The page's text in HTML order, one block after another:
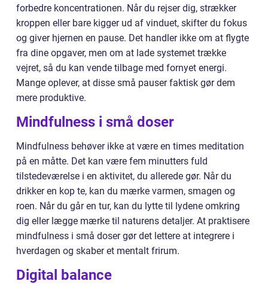
forbedre koncentrationen. Når du rejser dig, strækker
kroppen eller bare kigger ud af vinduet, skifter du fokus
og giver hjernen en pause. Det handler ikke om at flygte
fra dine opgaver, men om at lade systemet trække
vejret, så du kan vende tilbage med fornyet energi.
Mange oplever, at disse små pauser faktisk gør dem
mere produktive.
Mindfulness i små doser
Mindfulness behøver ikke at være en times meditation
på en måtte. Det kan være fem minutters fuld
tilstedeværelse i en aktivitet, du allerede gør. Når du
drikker en kop te, kan du mærke varmen, smagen og
roen. Når du går en tur, kan du lytte til lydene omkring
dig eller lægge mærke til naturens detaljer. At praktisere
mindfulness i små doser gør det lettere at integrere i
hverdagen og skaber et mentalt frirum.
Digital balance